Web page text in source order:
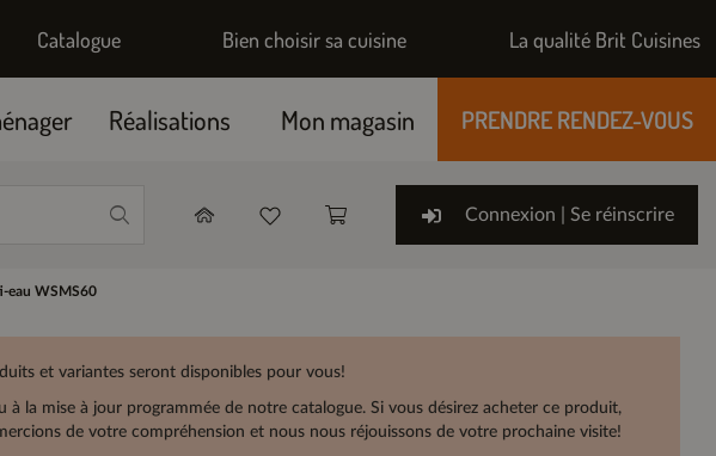
Catalogue Bien choisir sa cuisine La qualité Brit Cuisines
Réalisations Mon magasin PRENDRE RENDEZ-VOUS
Connexion | Se réinscrire
eau WSMS60
et variantes seront disponibles pour vous!
à la mise à jour programmée de notre catalogue. Si vous désirez acheter ce produit,
de votre compréhension et nous nous réjouissons de votre prochaine visite!